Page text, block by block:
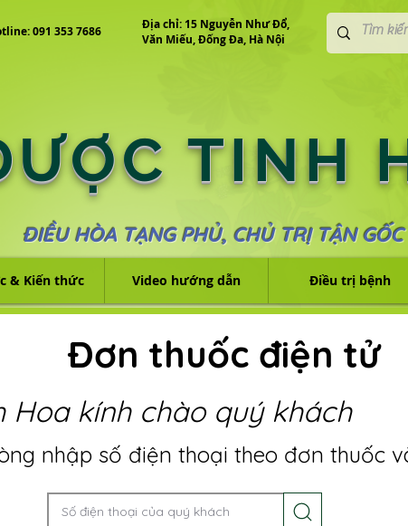
091 353 7686
Địa chỉ: 15 Nguyễn Như Đổ,
Văn Miếu, Đống Đa, Hà Nội
TINH
ĐIỀU HÒA TẠNG PHỦ, CHỦ TRỊ TẬN GỐC
& Kiến thức Video hướng dẫn Điều trị bệnh
Đơn thuốc điện tử
Hoa kính chào quý khách
nhập số điện thoại theo đơn thuốc